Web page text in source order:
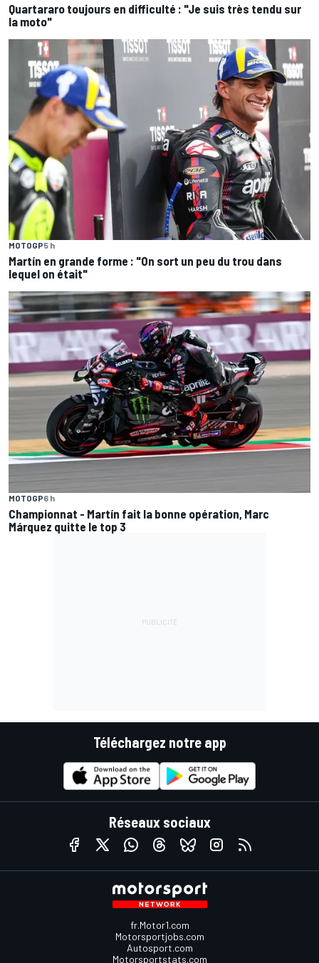
Quartararo toujours en difficulté : "Je suis très tendu sur
la moto"
MOTOGP5 h
Martín en grande forme : "On sort un peu du trou dans
lequel on était"
MOTOGP6 h
Championnat - Martín fait la bonne opération, Marc
Márquez quitte le top 3
Téléchargez notre app
Réseaux sociaux
fr.Motor1.com
Motorsportjobs.com
Autosport.com
Motorsportstats.com